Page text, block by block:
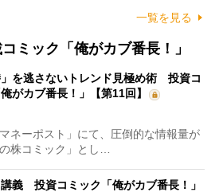
一覧を見る
ミック「俺がカブ番長！」
」を逃さないトレンド見極め術 投資コ
がカブ番長！」【第11回】
ネーポスト」にて、圧倒的な情報量が
株コミック」とし…
義 投資コミック「俺がカブ番長！」